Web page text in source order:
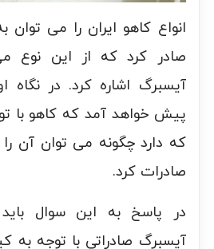
انواع کاهو ایران را می
صادر کرد که از این نوع
آیسبرگ اشاره کرد. در نگاه
پیش خواهد آمد که کاهو با
که دارد چگونه می توان آن
صادرات کرد.
در پاسخ به این سوال
آیسبرگ صادراتی با توجه به